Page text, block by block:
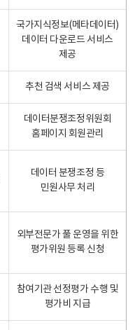
국가지식정보(메타데이터)
데이터 다운로드 서비스
제공
추천 검색 서비스 제공
데이터분쟁조정위원회
홈페이지 회원관리
데이터 분쟁조정 등
민원사무 처리
외부전문가 풀 운영을 위한
평가위원 등록 신청
참여기관 선정평가 수행 및
평가비 지급